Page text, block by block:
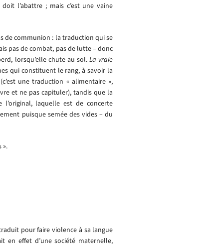
l’abattre ; mais c’est une vaine
de communion : la traduction qui se
pas de combat, pas de lutte – donc
lorsqu’elle chute au sol.La vraie
qui constituent le rang, à savoir la
une traduction « alimentaire »,
et ne pas capituler), tandis que la
laquelle est de concerte
puisque semée des vides – du
».
pour faire violence à sa langue
en effet d’une société maternelle,